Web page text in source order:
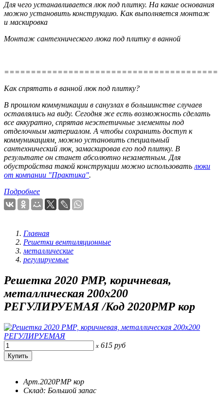
Для чего устанавливается люк под плитку. На какие основания
можно установить конструкцию. Как выполняется монтаж
и маскировка
Монтаж сантехнического люка под плитку в ванной
Как спрятать в ванной люк под плитку?
В прошлом коммуникации в санузлах в большинстве случаев
оставлялись на виду. Сегодня же есть возможность сделать
все аккуратно, спрятав неэстетичные элементы под
отделочным материалом. А чтобы сохранить доступ к
коммуникациям, можно установить специальный
сантехнический люк, замаскировав его под плитку. В
результате он станет абсолютно незаметным. Для
обустройства такой конструкции можно использовать люки
от компании "Практика".
Подробнее
Главная
Решетки вентиляционные
металлические
регулируемые
Решетка 2020 РМР, коричневая,
металлическая 200х200
РЕГУЛИРУЕМАЯ /Код 2020РМР кор
x 615 руб
Арт.2020РМР кор
Склад: Большой запас